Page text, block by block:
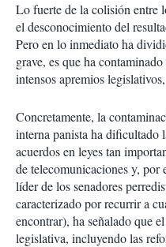
Lo fuerte de la colisión entre
el desconocimiento del
Pero en lo inmediato ha
grave, es que ha
intensos apremios
Concretamente, la
interna panista ha dificultado
acuerdos en leyes tan
de telecomunicaciones y, por
líder de los senadores
caracterizado por recurrir a
encontrar), ha señalado que
legislativa, incluyendo las